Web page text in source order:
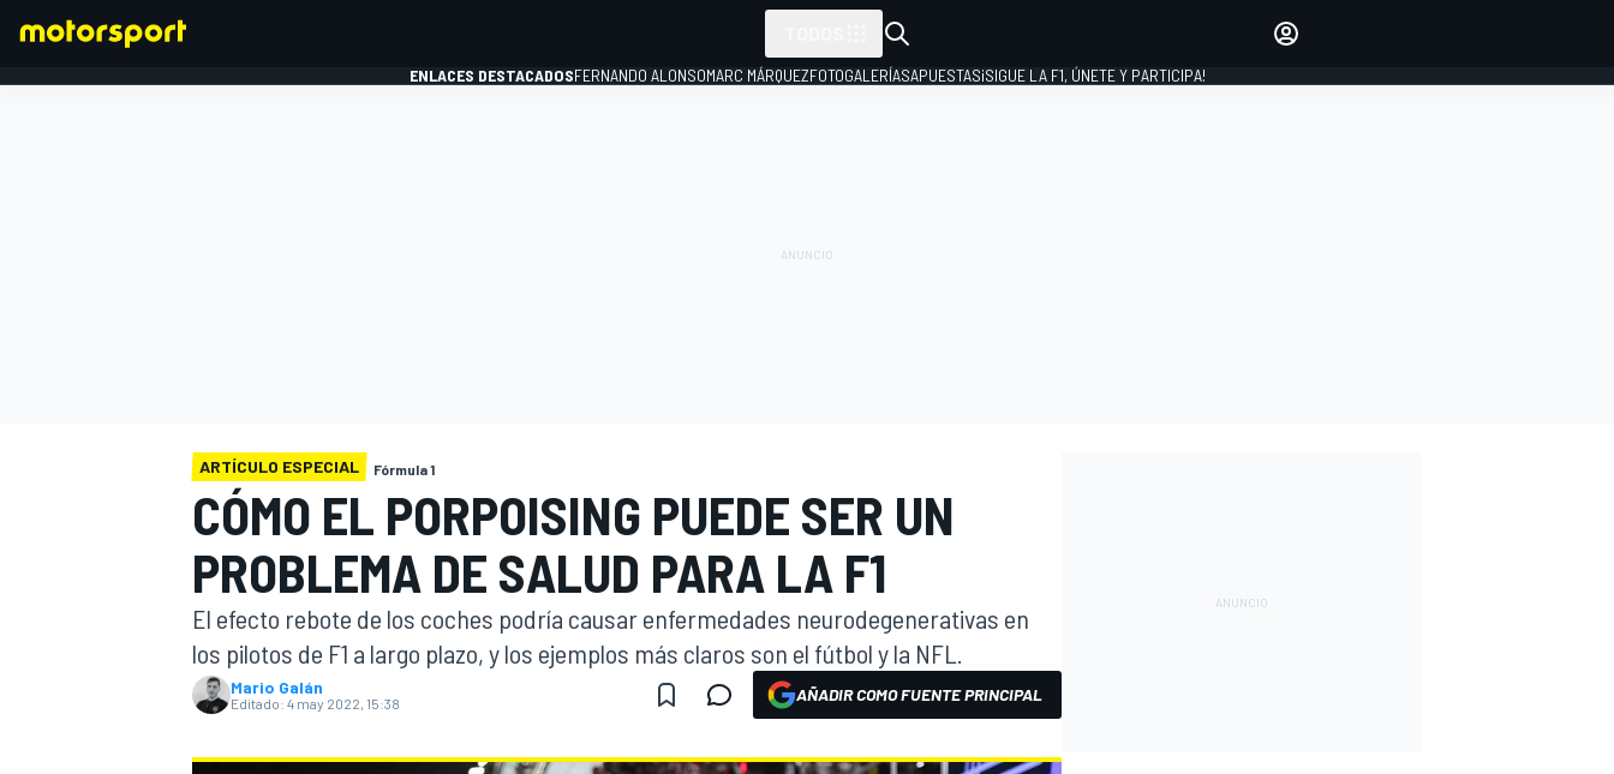
ENLACES DESTACADOSFERNANDO ALONSOMARC MÁRQUEZFOTOGALERÍASAPUESTAS¡SIGUE LA F1, ÚNETE Y PARTICIPA!
ARTÍCULO ESPECIAL Fórmula 1
CÓMO EL PORPOISING PUEDE SER UN
PROBLEMA DE SALUD PARA LA F1
El efecto rebote de los coches podría causar enfermedades neurodegenerativas en
los pilotos de F1 a largo plazo, y los ejemplos más claros son el fútbol y la NFL.
Mario Galán
Editado: 4 may 2022, 15:38 AÑADIR COMO FUENTE PRINCIPAL